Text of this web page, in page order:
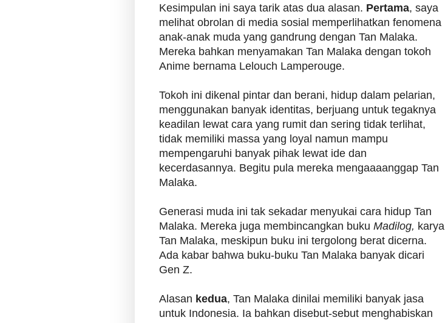
Kesimpulan ini saya tarik atas dua alasan. Pertama, saya
melihat obrolan di media sosial memperlihatkan fenomena
anak-anak muda yang gandrung dengan Tan Malaka.
Mereka bahkan menyamakan Tan Malaka dengan tokoh
Anime bernama Lelouch Lamperouge.
Tokoh ini dikenal pintar dan berani, hidup dalam pelarian,
menggunakan banyak identitas, berjuang untuk tegaknya
keadilan lewat cara yang rumit dan sering tidak terlihat,
tidak memiliki massa yang loyal namun mampu
mempengaruhi banyak pihak lewat ide dan
kecerdasannya. Begitu pula mereka mengaaaanggap Tan
Malaka.
Generasi muda ini tak sekadar menyukai cara hidup Tan
Malaka. Mereka juga membincangkan buku Madilog, karya
Tan Malaka, meskipun buku ini tergolong berat dicerna.
Ada kabar bahwa buku-buku Tan Malaka banyak dicari
Gen Z.
Alasan kedua, Tan Malaka dinilai memiliki banyak jasa
untuk Indonesia. Ia bahkan disebut-sebut menghabiskan